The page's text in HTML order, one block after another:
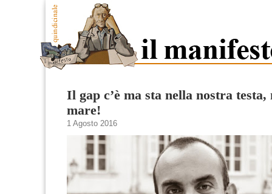
Il gap c’è ma sta nella nostra testa,
mare!
1 Agosto 2016